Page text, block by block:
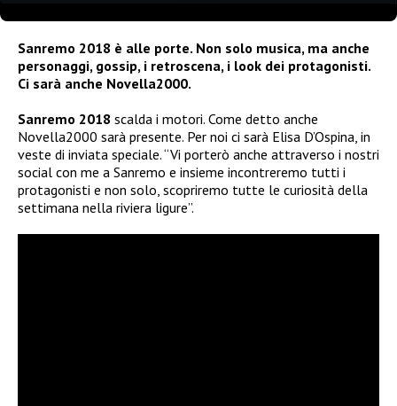
Sanremo 2018 è alle porte. Non solo musica, ma anche
personaggi, gossip, i retroscena, i look dei protagonisti.
Ci sarà anche Novella2000.
Sanremo 2018 scalda i motori. Come detto anche
Novella2000 sarà presente. Per noi ci sarà Elisa D’Ospina, in
veste di inviata speciale. “Vi porterò anche attraverso i nostri
social con me a Sanremo e insieme incontreremo tutti i
protagonisti e non solo, scopriremo tutte le curiosità della
settimana nella riviera ligure”.